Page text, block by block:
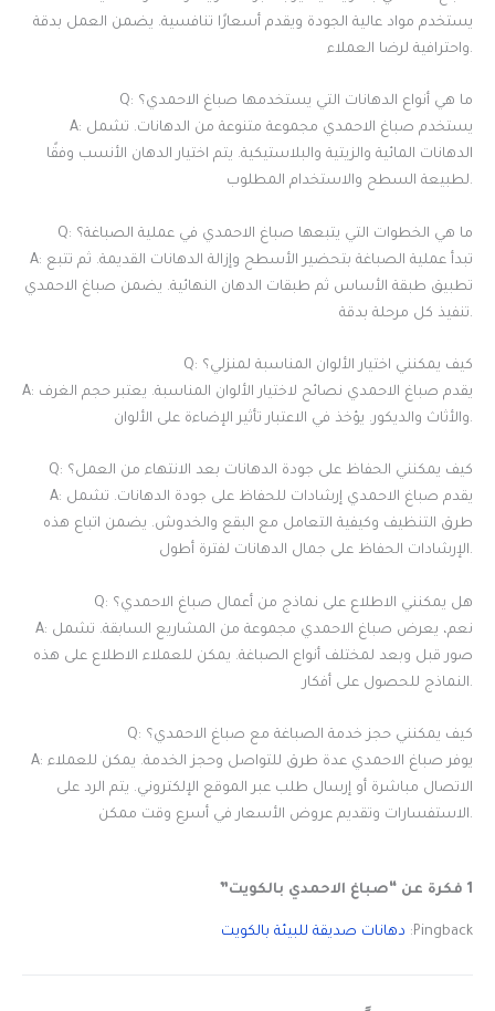
يستخدم مواد عالية الجودة ويقدم أسعارًا تنافسية. يضمن العمل بدقة
واحترافية لرضا العملاء.
Q: ما هي أنواع الدهانات التي يستخدمها صباغ الاحمدي؟
A: يستخدم صباغ الاحمدي مجموعة متنوعة من الدهانات. تشمل
الدهانات المائية والزيتية والبلاستيكية. يتم اختيار الدهان الأنسب وفقًا
لطبيعة السطح والاستخدام المطلوب.
Q: ما هي الخطوات التي يتبعها صباغ الاحمدي في عملية الصباغة؟
A: تبدأ عملية الصباغة بتحضير الأسطح وإزالة الدهانات القديمة. ثم تتبع
تطبيق طبقة الأساس ثم طبقات الدهان النهائية. يضمن صباغ الاحمدي
تنفيذ كل مرحلة بدقة.
Q: كيف يمكنني اختيار الألوان المناسبة لمنزلي؟
A: يقدم صباغ الاحمدي نصائح لاختيار الألوان المناسبة. يعتبر حجم الغرف
والأثاث والديكور. يؤخذ في الاعتبار تأثير الإضاءة على الألوان.
Q: كيف يمكنني الحفاظ على جودة الدهانات بعد الانتهاء من العمل؟
A: يقدم صباغ الاحمدي إرشادات للحفاظ على جودة الدهانات. تشمل
طرق التنظيف وكيفية التعامل مع البقع والخدوش. يضمن اتباع هذه
الإرشادات الحفاظ على جمال الدهانات لفترة أطول.
Q: هل يمكنني الاطلاع على نماذج من أعمال صباغ الاحمدي؟
A: نعم، يعرض صباغ الاحمدي مجموعة من المشاريع السابقة. تشمل
صور قبل وبعد لمختلف أنواع الصباغة. يمكن للعملاء الاطلاع على هذه
النماذج للحصول على أفكار.
Q: كيف يمكنني حجز خدمة الصباغة مع صباغ الاحمدي؟
A: يوفر صباغ الاحمدي عدة طرق للتواصل وحجز الخدمة. يمكن للعملاء
الاتصال مباشرة أو إرسال طلب عبر الموقع الإلكتروني. يتم الرد على
الاستفسارات وتقديم عروض الأسعار في أسرع وقت ممكن.
1 فكرة عن “صباغ الاحمدي بالكويت”
Pingback: دهانات صديقة للبيئة بالكويت